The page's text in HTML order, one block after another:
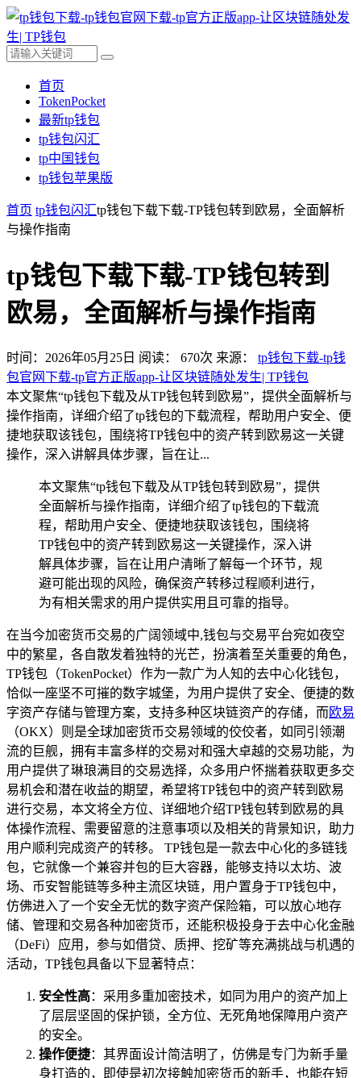
首页
TokenPocket
最新tp钱包
tp钱包闪汇
tp中国钱包
tp钱包苹果版
首页 tp钱包闪汇tp钱包下载下载-TP钱包转到欧易，全面解析
与操作指南
tp钱包下载下载-TP钱包转到
欧易，全面解析与操作指南
时间：2026年05月25日 阅读： 670次 来源： tp钱包下载-tp钱
包官网下载-tp官方正版app-让区块链随处发生| TP钱包
本文聚焦“tp钱包下载及从TP钱包转到欧易”，提供全面解析与
操作指南，详细介绍了tp钱包的下载流程，帮助用户安全、便
捷地获取该钱包，围绕将TP钱包中的资产转到欧易这一关键
操作，深入讲解具体步骤，旨在让...
本文聚焦“tp钱包下载及从TP钱包转到欧易”，提供
全面解析与操作指南，详细介绍了tp钱包的下载流
程，帮助用户安全、便捷地获取该钱包，围绕将
TP钱包中的资产转到欧易这一关键操作，深入讲
解具体步骤，旨在让用户清晰了解每一个环节，规
避可能出现的风险，确保资产转移过程顺利进行，
为有相关需求的用户提供实用且可靠的指导。
在当今加密货币交易的广阔领域中,钱包与交易平台宛如夜空
中的繁星，各自散发着独特的光芒，扮演着至关重要的角色，
TP钱包（TokenPocket）作为一款广为人知的去中心化钱包，
恰似一座坚不可摧的数字城堡，为用户提供了安全、便捷的数
字资产存储与管理方案，支持多种区块链资产的存储，而欧易
（OKX）则是全球加密货币交易领域的佼佼者，如同引领潮
流的巨舰，拥有丰富多样的交易对和强大卓越的交易功能，为
用户提供了琳琅满目的交易选择，众多用户怀揣着获取更多交
易机会和潜在收益的期望，希望将TP钱包中的资产转到欧易
进行交易，本文将全方位、详细地介绍TP钱包转到欧易的具
体操作流程、需要留意的注意事项以及相关的背景知识，助力
用户顺利完成资产的转移。 TP钱包是一款去中心化的多链钱
包，它就像一个兼容并包的巨大容器，能够支持以太坊、波
场、币安智能链等多种主流区块链，用户置身于TP钱包中，
仿佛进入了一个安全无忧的数字资产保险箱，可以放心地存
储、管理和交易各种加密货币，还能积极投身于去中心化金融
（DeFi）应用，参与如借贷、质押、挖矿等充满挑战与机遇的
活动，TP钱包具备以下显著特点：
安全性高：采用多重加密技术，如同为用户的资产加上
了层层坚固的保护锁，全方位、无死角地保障用户资产
的安全。
操作便捷：其界面设计简洁明了，仿佛是专门为新手量
身打造的，即使是初次接触加密货币的新手，也能在短